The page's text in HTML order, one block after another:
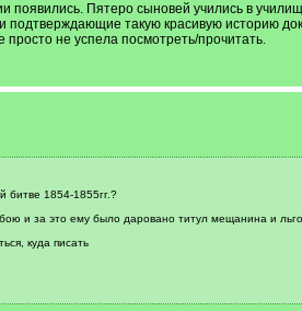
появились. Пятеро сыновей учились в
подтверждающие такую красивую историю
не успела посмотреть/прочитать.
битве 1854-1855гг.?
и за это ему было даровано титул мещанина и
куда писать